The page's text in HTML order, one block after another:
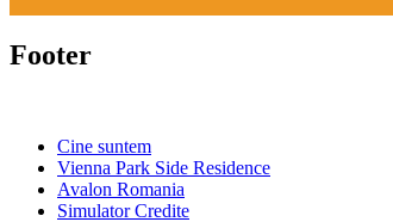
Footer
Cine suntem
Vienna Park Side Residence
Avalon Romania
Simulator Credite